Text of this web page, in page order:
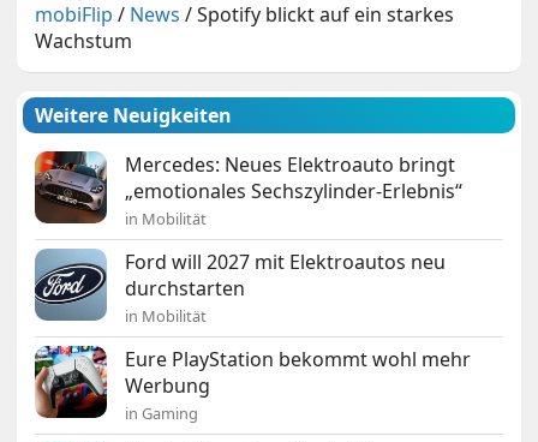
mobiFlip / News /Spotify blickt auf ein starkes
Wachstum
Weitere Neuigkeiten
Mercedes: Neues Elektroauto bringt
„emotionales Sechszylinder-Erlebnis“
in Mobilität
Ford will 2027 mit Elektroautos neu
durchstarten
in Mobilität
Eure PlayStation bekommt wohl mehr
Werbung
in Gaming